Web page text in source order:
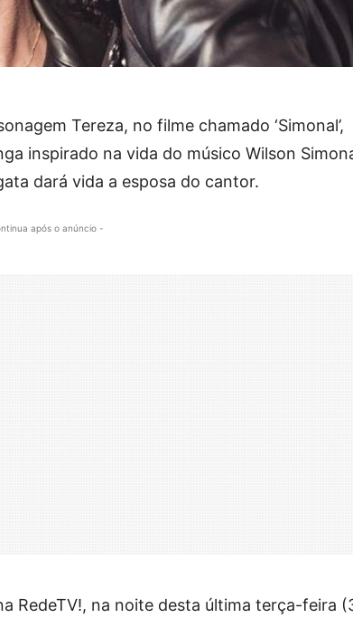
Tereza, no filme chamado ‘Simonal’,
inspirado na vida do músico Wilson
dará vida a esposa do cantor.
após o anúncio -
RedeTV!, na noite desta última terça-feira